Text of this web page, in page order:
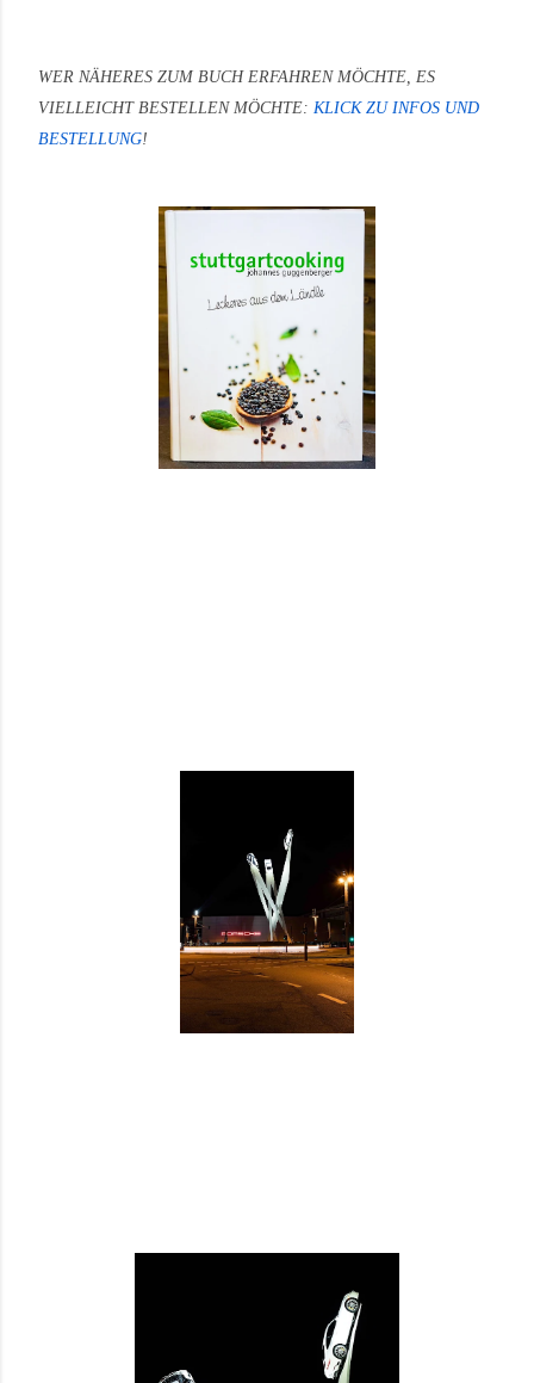
WER NÄHERES ZUM BUCH ERFAHREN MÖCHTE, ES
VIELLEICHT BESTELLEN MÖCHTE: KLICK ZU INFOS UND
BESTELLUNG!